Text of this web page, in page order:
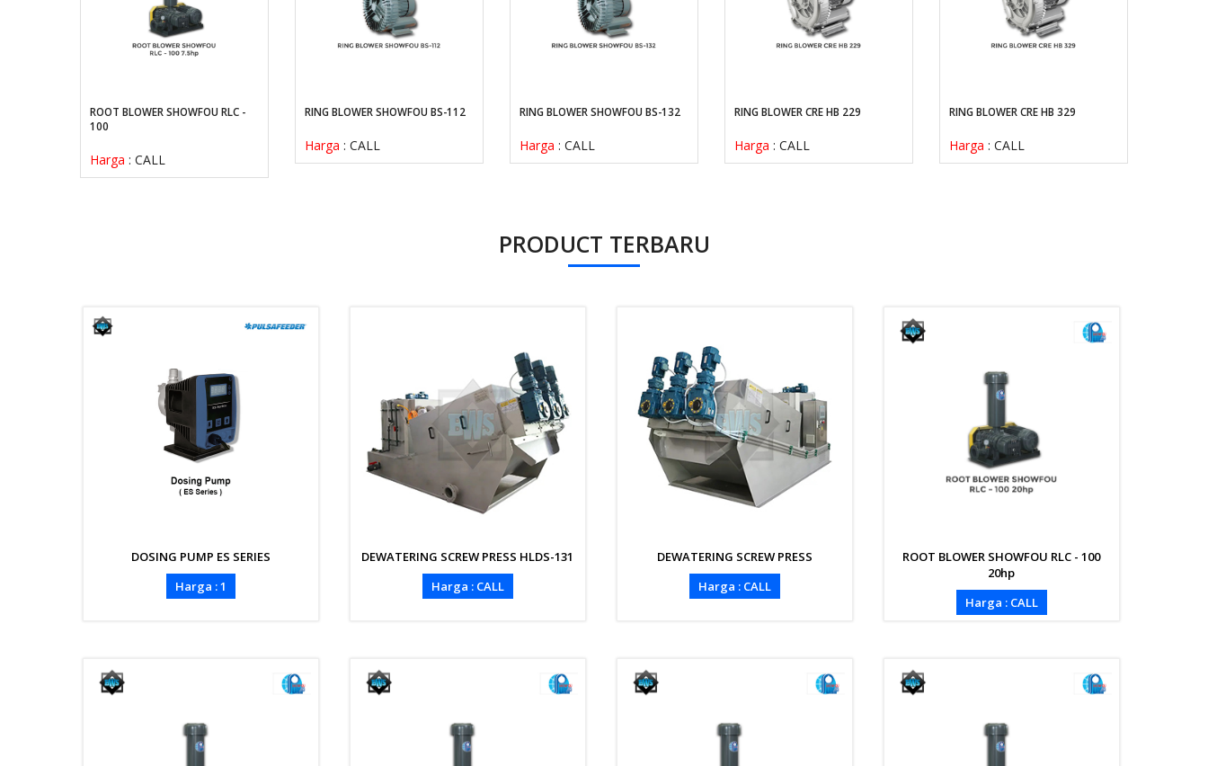
ROOT BLOWER SHOWFOU RLC -
100
Harga : CALL
RING BLOWER SHOWFOU BS-112
Harga : CALL
RING BLOWER SHOWFOU BS-132
Harga : CALL
RING BLOWER CRE HB 229
Harga : CALL
RING BLOWER CRE HB 329
Harga : CALL
PRODUCT TERBARU
DOSING PUMP ES SERIES
Harga : 1
DEWATERING SCREW PRESS HLDS-131
Harga : CALL
DEWATERING SCREW PRESS
Harga : CALL
ROOT BLOWER SHOWFOU RLC - 100
20hp
Harga : CALL